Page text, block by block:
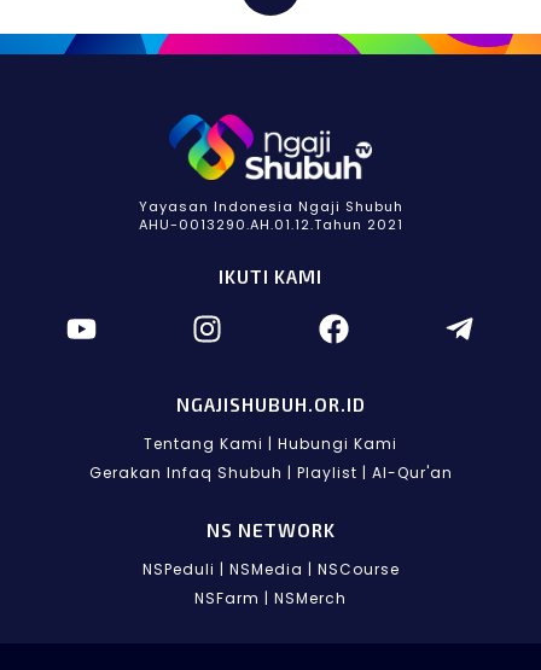
Yayasan Indonesia Ngaji Shubuh
AHU-0013290.AH.01.12.Tahun 2021
IKUTI KAMI
NGAJISHUBUH.OR.ID
Tentang Kami | Hubungi Kami
Gerakan Infaq Shubuh | Playlist | Al-Qur'an
NS NETWORK
NSPeduli | NSMedia | NSCourse
NSFarm | NSMerch